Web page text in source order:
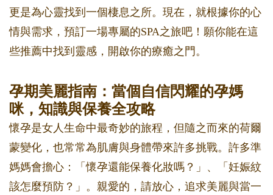
更是為心靈找到一個棲息之所。現在，就根據你的心
情與需求，預訂一場專屬的SPA之旅吧！願你能在這
些推薦中找到靈感，開啟你的療癒之門。
孕期美麗指南：當個自信閃耀的孕媽
咪，知識與保養全攻略
懷孕是女人生命中最奇妙的旅程，但隨之而來的荷爾
蒙變化，也常常為肌膚與身體帶來許多挑戰。許多準
媽媽會擔心：「懷孕還能保養化妝嗎？」、「妊娠紋
該怎麼預防？」。親愛的，請放心，追求美麗與當一